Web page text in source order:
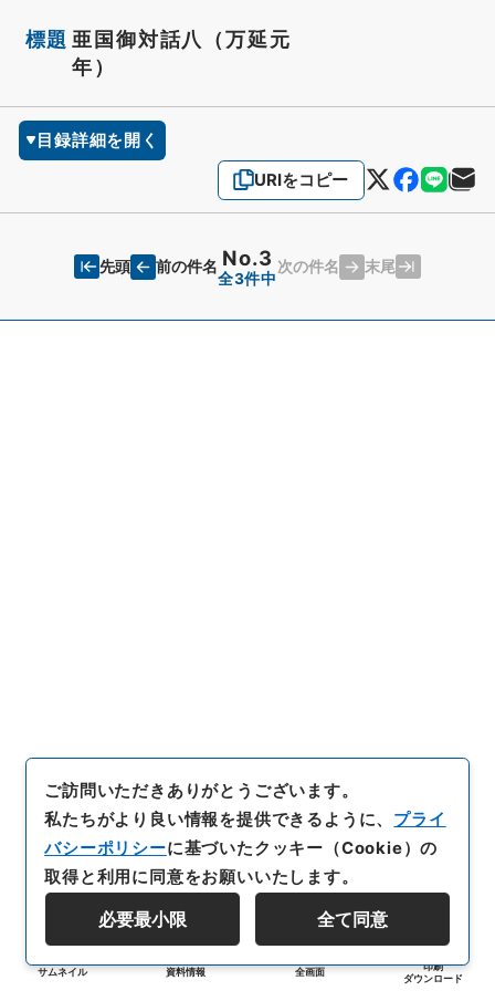
標題 亜国御対話八（万延元
年）
目録詳細を開く
URIをコピー
先頭 前の件名 No.3
全3件中
次の件名 末尾
サムネイル 資料情報 全画面
印刷
ダウンロード
ご訪問いただきありがとうございます。
私たちがより良い情報を提供できるように、 プライ
バシーポリシーに基づいたクッキー（Cookie）の
取得と利用に同意をお願いいたします。
必要最小限 全て同意